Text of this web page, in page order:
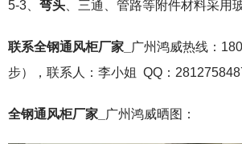
5-3、 弯头、三通、管路等附件材料采用
联系全钢通风柜厂家_
广州鸿威热线：
步），联系人：李小姐 QQ：
全钢通风柜厂家_ 广州鸿威晒图：